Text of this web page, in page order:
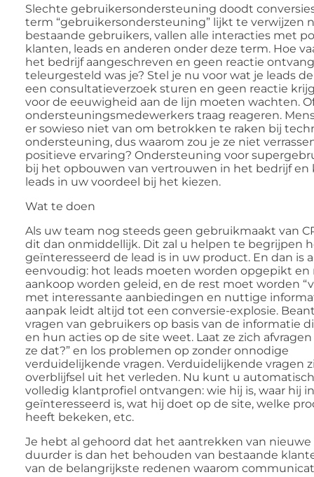
Slechte gebruikersondersteuning doodt
term “gebruikersondersteuning” lijkt te verwijzen
bestaande gebruikers, vallen alle interacties met
klanten, leads en anderen onder deze term. Hoe
het bedrijf aangeschreven en geen reactie
teleurgesteld was je? Stel je nu voor wat je leads
een consultatieverzoek sturen en geen reactie
voor de eeuwigheid aan de lijn moeten wachten.
ondersteuningsmedewerkers traag reageren.
er sowieso niet van om betrokken te raken bij
ondersteuning, dus waarom zou je ze niet
positieve ervaring? Ondersteuning voor
bij het opbouwen van vertrouwen in het bedrijf en
leads in uw voordeel bij het kiezen.
Wat te doen
Als uw team nog steeds geen gebruikmaakt van
dit dan onmiddellijk. Dit zal u helpen te begrijpen
geïnteresseerd de lead is in uw product. En dan is
eenvoudig: hot leads moeten worden opgepikt en
aankoop worden geleid, en de rest moet worden
met interessante aanbiedingen en nuttige
aanpak leidt altijd tot een conversie-explosie.
vragen van gebruikers op basis van de informatie
en hun acties op de site weet. Laat ze zich
ze dat?” en los problemen op zonder onnodige
verduidelijkende vragen. Verduidelijkende vragen
overblijfsel uit het verleden. Nu kunt u
volledig klantprofiel ontvangen: wie hij is, waar hij in
geïnteresseerd is, wat hij doet op de site, welke
heeft bekeken, etc.
Je hebt al gehoord dat het aantrekken van
duurder is dan het behouden van bestaande
van de belangrijkste redenen waarom